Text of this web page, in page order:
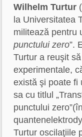
Wilhelm Turtur
la Universitatea
militează pentru
punctului zero”.
Turtur a reuşit
experimentale,
există şi poate fi
sa cu titlul
punctului
Turtur oscilaţiile